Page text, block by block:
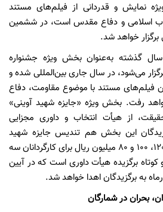
نمایش و قدردانی از فیلم‌های مستند
اسلامی و دفاع مقدس است، در ششمین
خواهد شد.
گذشته به‌عنوان بخش‌ ویژه جشنواره
می‌شود، در سال جاری بین‌المللی شده و
فیلم‌های مستند با موضوع مقاومت، دفاع
رفت. بخش ویژه «جایزه شهید آوینی»
از هیأت انتخاب و داوری مجزایی
این بخش هم تندیس جایزه شهید
آوینی، دیپلم افتخار و مبلغ 120، 100 و 80 میلیون ریال برای کارگردانان سه
کوتاه برگزیده هیأت داوری است که در آیین
بحران در شمارگان